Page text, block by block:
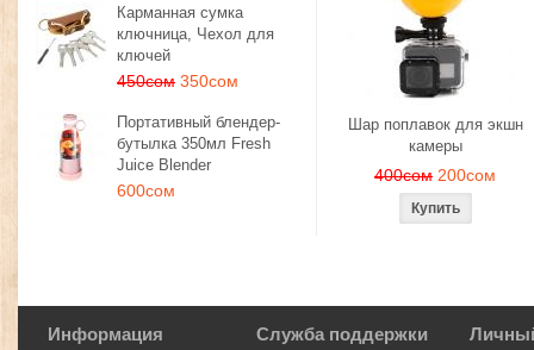
Карманная сумка
ключница, Чехол для
ключей
450сом 350сом
Портативный блендер-
бутылка 350мл Fresh
Juice Blender
600сом
Шар поплавок для экшн
камеры
400сом 200сом
Информация Служба поддержки